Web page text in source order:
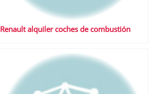
Renault alquiler coches de combustión